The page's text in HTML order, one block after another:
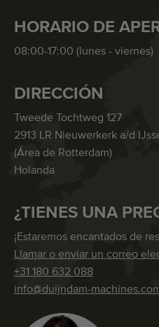
HORARIO DE
08:00-17:00 (lunes - viernes)
DIRECCIÓN
Tweede Tochtweg 127
2913 LR Nieuwerkerk a/d
(Área de Rotterdam)
Holanda
¿TIENES UNA
¡Estaremos encantados de
Llamar o enviar un correo
+31 180 632 088
info@duijndam-